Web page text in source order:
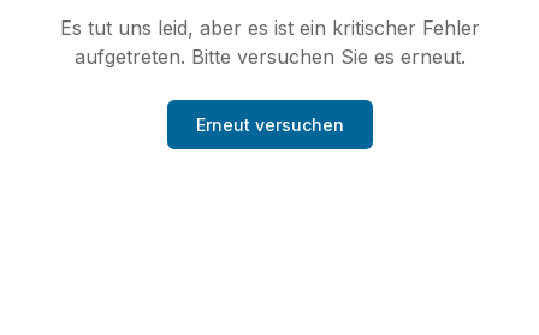
Es tut uns leid, aber es ist ein kritischer Fehler
aufgetreten. Bitte versuchen Sie es erneut.
Erneut versuchen